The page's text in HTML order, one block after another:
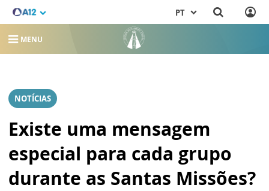
PT
MENU
NOTÍCIAS
Existe uma mensagem
especial para cada grupo
durante as Santas Missões?